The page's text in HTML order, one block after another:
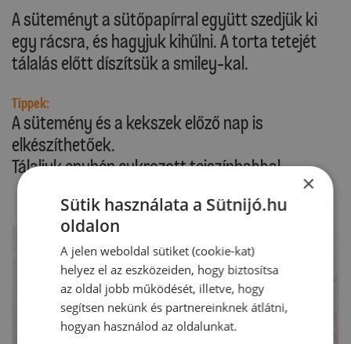
A süteményt a sütőpapírral együtt szedjük ki
egy rácsra, és hagyjuk kihűlni. A torta tetejét
tálalás előtt díszítsük a smiley-kal.
Tippek:
A sütemény és a kekszek előző nap is
elkészíthetőek.
Tálaljuk enyhén cukrozott tejszínhabbal.
×
Sütik használata a Sütnijó.hu
oldalon
A jelen weboldal sütiket (cookie-kat)
helyez el az eszközeiden, hogy biztosítsa
az oldal jobb működését, illetve, hogy
segítsen nekünk és partnereinknek átlátni,
hogyan használod az oldalunkat.